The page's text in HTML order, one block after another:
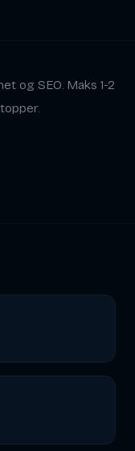
og SEO. Maks 1-2